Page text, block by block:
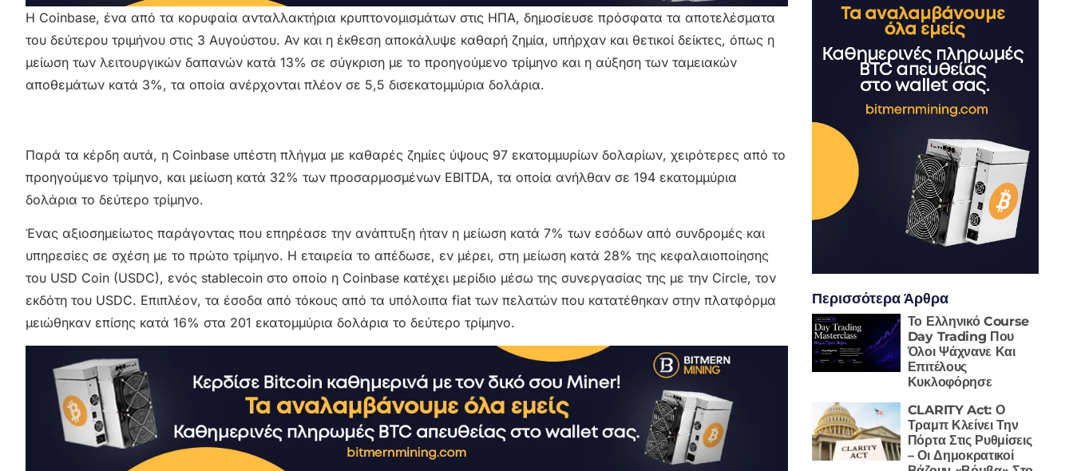
Η Coinbase, ένα από τα κορυφαία ανταλλακτήρια κρυπτονομισμάτων στις ΗΠΑ, δημοσίευσε πρόσφατα τα αποτελέσματα
του δεύτερου τριμήνου στις 3 Αυγούστου. Αν και η έκθεση αποκάλυψε καθαρή ζημία, υπήρχαν και θετικοί δείκτες, όπως η
μείωση των λειτουργικών δαπανών κατά 13% σε σύγκριση με το προηγούμενο τρίμηνο και η αύξηση των ταμειακών
αποθεμάτων κατά 3%, τα οποία ανέρχονται πλέον σε 5,5 δισεκατομμύρια δολάρια.
Παρά τα κέρδη αυτά, η Coinbase υπέστη πλήγμα με καθαρές ζημίες ύψους 97 εκατομμυρίων δολαρίων, χειρότερες από το
προηγούμενο τρίμηνο, και μείωση κατά 32% των προσαρμοσμένων EBITDA, τα οποία ανήλθαν σε 194 εκατομμύρια
δολάρια το δεύτερο τρίμηνο.
Ένας αξιοσημείωτος παράγοντας που επηρέασε την ανάπτυξη ήταν η μείωση κατά 7% των εσόδων από συνδρομές και
υπηρεσίες σε σχέση με το πρώτο τρίμηνο. Η εταιρεία το απέδωσε, εν μέρει, στη μείωση κατά 28% της κεφαλαιοποίησης
του USD Coin (USDC), ενός stablecoin στο οποίο η Coinbase κατέχει μερίδιο μέσω της συνεργασίας της με την Circle, τον
εκδότη του USDC. Επιπλέον, τα έσοδα από τόκους από τα υπόλοιπα fiat των πελατών που κατατέθηκαν στην πλατφόρμα
μειώθηκαν επίσης κατά 16% στα 201 εκατομμύρια δολάρια το δεύτερο τρίμηνο.
Περισσότερα Άρθρα
Το Ελληνικό Course
Day Trading Που
Όλοι Ψάχνανε Και
Επιτέλους
Κυκλοφόρησε
CLARITY Act: Ο
Τραμπ Κλείνει Την
Πόρτα Στις Ρυθμίσεις
– Οι Δημοκρατικοί